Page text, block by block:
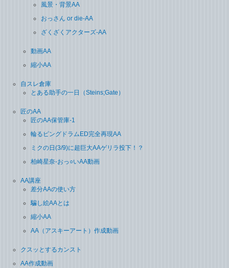
風景・背景AA
おっさん or die-AA
ざくざくアクターズ-AA
動画AA
縮小AA
自スレ倉庫
とある助手の一日（Steins;Gate）
匠のAA
匠のAA保管庫-1
輪るピングドラムED完全再現AA
ミクの日(3/9)に超巨大AAゲリラ投下！？
柏崎星奈-おっ○いAA動画
AA講座
差分AAの使い方
騙し絵AAとは
縮小AA
AA（アスキーアート）作成動画
クスッとするカンスト
AA作成動画